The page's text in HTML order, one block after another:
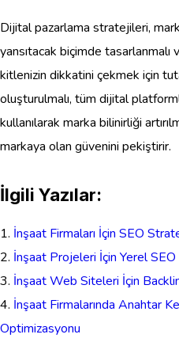
Dijital pazarlama stratejileri,
yansıtacak biçimde tasarlanmalı
kitlenizin dikkatini çekmek için
oluşturulmalı, tüm dijital
kullanılarak marka bilinirliği
markaya olan güvenini pekiştirir.
İlgili Yazılar:
İnşaat Firmaları İçin SEO
İnşaat Projeleri İçin Yerel SEO
İnşaat Web Siteleri İçin
İnşaat Firmalarında Anahtar
Optimizasyonu